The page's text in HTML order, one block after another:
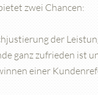
zwei Chancen:
der
ganz zufrieden ist
einer